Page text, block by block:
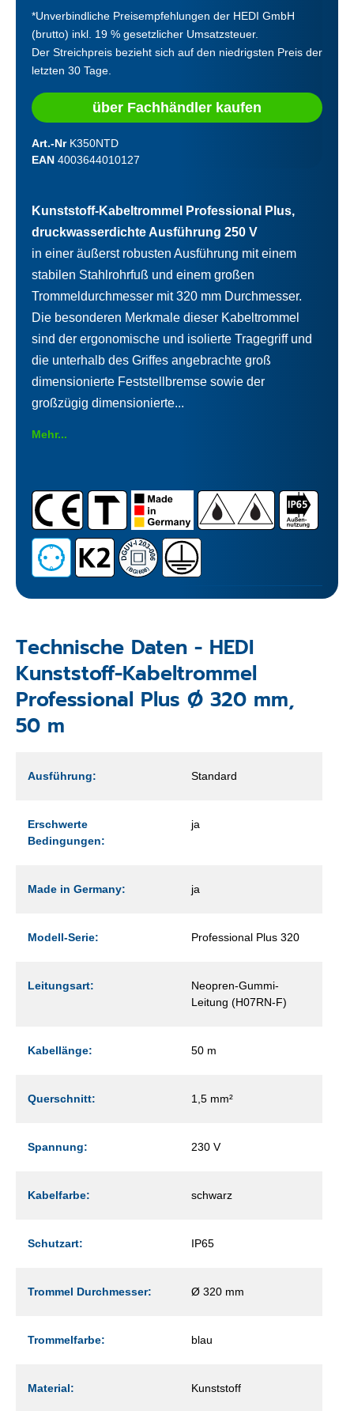
*Unverbindliche Preisempfehlungen der HEDI GmbH
(brutto) inkl. 19 % gesetzlicher Umsatzsteuer.
Der Streichpreis bezieht sich auf den niedrigsten Preis der
letzten 30 Tage.
über Fachhändler kaufen
Art.-Nr K350NTD
EAN 4003644010127
Kunststoff-Kabeltrommel Professional Plus,
druckwasserdichte Ausführung 250 V
in einer äußerst robusten Ausführung mit einem
stabilen Stahlrohrfuß und einem großen
Trommeldurchmesser mit 320 mm Durchmesser.
Die besonderen Merkmale dieser Kabeltrommel
sind der ergonomische und isolierte Tragegriff und
die unterhalb des Griffes angebrachte groß
dimensionierte Feststellbremse sowie der
großzügig dimensionierte...
Mehr...
Technische Daten - HEDI
Kunststoff-Kabeltrommel
Professional Plus Ø 320 mm,
50 m
Ausführung: Standard
Erschwerte
Bedingungen:
ja
Made in Germany: ja
Modell-Serie: Professional Plus 320
Leitungsart:
Neopren-Gummi-
Leitung (H07RN-F)
Kabellänge: 50 m
Querschnitt: 1,5 mm²
Spannung: 230 V
Kabelfarbe: schwarz
Schutzart: IP65
Trommel Durchmesser: Ø 320 mm
Trommelfarbe: blau
Material: Kunststoff